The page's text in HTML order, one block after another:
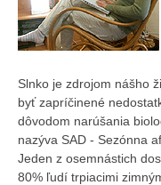
Slnko je zdrojom nášho
byť zapríčinené
dôvodom narúšania
nazýva SAD - Sezónna
Jeden z osemnástich
80% ľudí trpiacimi